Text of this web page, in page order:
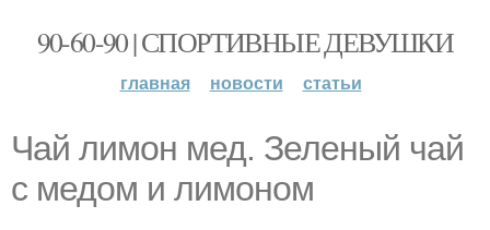
90-60-90 | СПОРТИВНЫЕ ДЕВУШКИ
главная новости статьи
Чай лимон мед. Зеленый чай
с медом и лимоном